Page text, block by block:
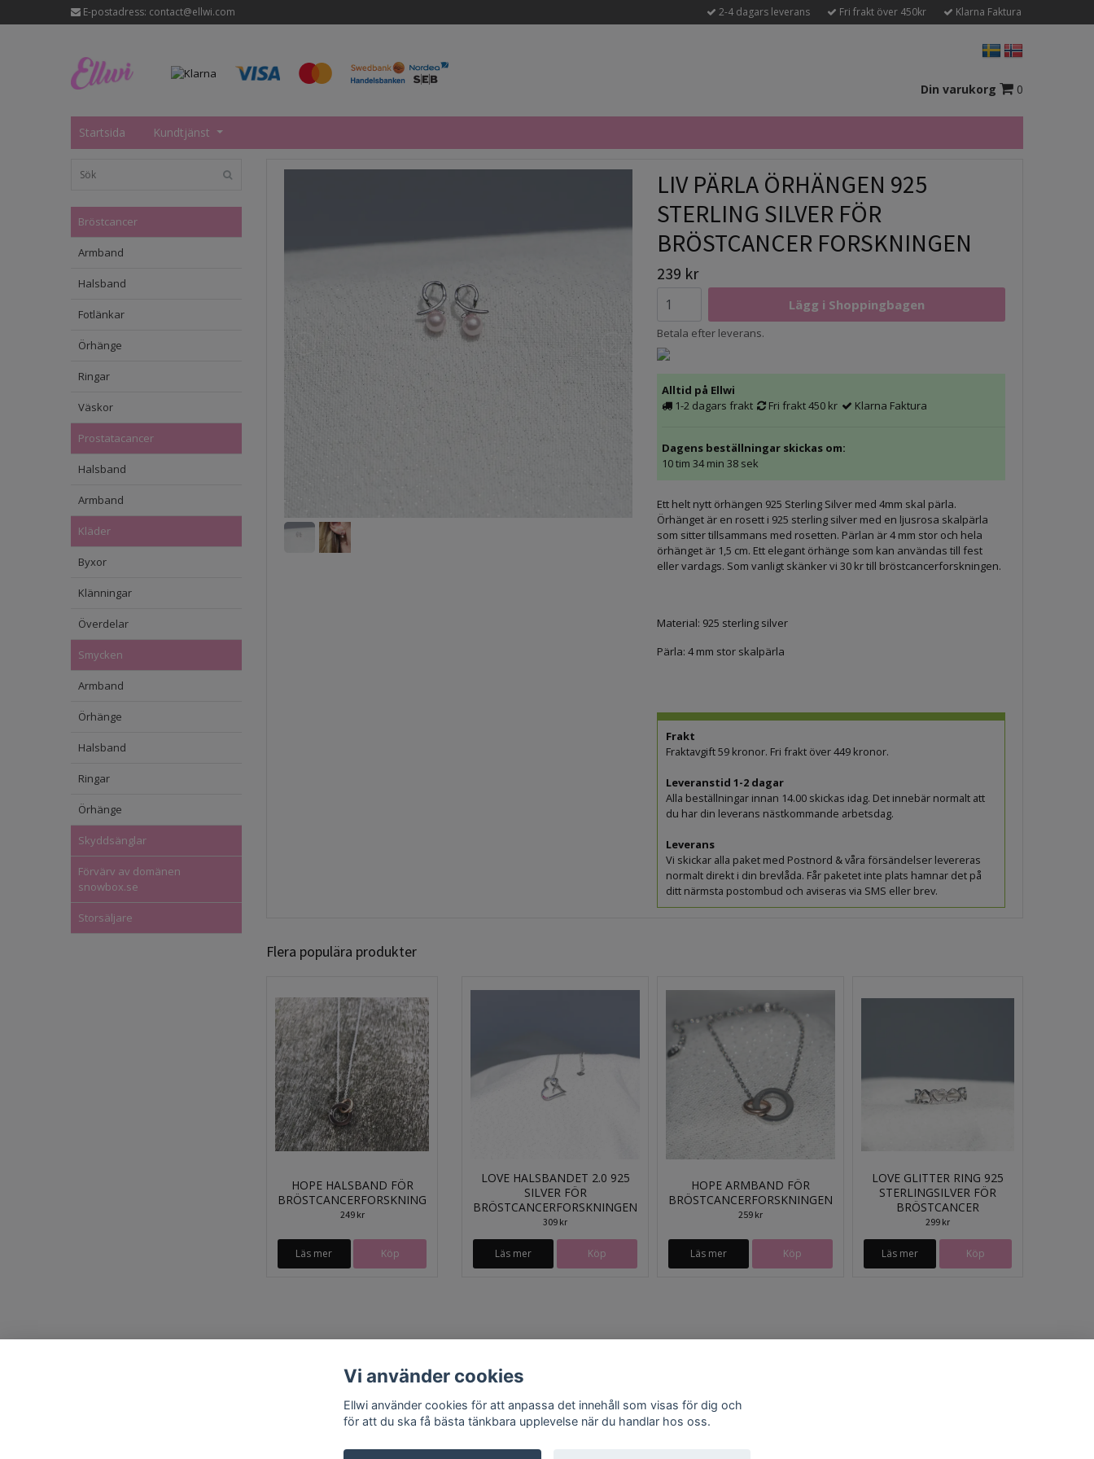
E-postadress: contact@ellwi.com 2-4 dagars leverans Fri frakt över 450kr Klarna Faktura
Din varukorg 0
Startsida Kundtjänst
Bröstcancer
Armband
Halsband
Fotlänkar
Örhänge
Ringar
Väskor
Prostatacancer
Halsband
Armband
Kläder
Byxor
Klänningar
Överdelar
Smycken
Armband
Örhänge
Halsband
Ringar
Örhänge
Skyddsänglar
Förvärv av domänen
snowbox.se
Storsäljare
LIV PÄRLA ÖRHÄNGEN 925
STERLING SILVER FÖR
BRÖSTCANCER FORSKNINGEN
239 kr
Betala efter leverans.
Alltid på Ellwi
1-2 dagars frakt
Fri frakt 450 kr Klarna Faktura
Dagens beställningar skickas om:
10 tim 34 min 38 sek
Ett helt nytt örhängen 925 Sterling Silver med 4mm skal pärla.
Örhänget är en rosett i 925 sterling silver med en ljusrosa skalpärla
som sitter tillsammans med rosetten. Pärlan är 4 mm stor och hela
örhänget är 1,5 cm. Ett elegant örhänge som kan användas till fest
eller vardags. Som vanligt skänker vi 30 kr till bröstcancerforskningen.
Material: 925 sterling silver
Pärla: 4 mm stor skalpärla
Frakt
Fraktavgift 59 kronor. Fri frakt över 449 kronor.
Leveranstid 1-2 dagar
Alla beställningar innan 14.00 skickas idag. Det innebär normalt att
du har din leverans nästkommande arbetsdag.
Leverans
Vi skickar alla paket med Postnord & våra försändelser levereras
normalt direkt i din brevlåda. Får paketet inte plats hamnar det på
ditt närmsta postombud och aviseras via SMS eller brev.
Flera populära produkter
HOPE HALSBAND FÖR
BRÖSTCANCERFORSKNING
249 kr
Läs mer
LOVE HALSBANDET 2.0 925
SILVER FÖR
BRÖSTCANCERFORSKNINGEN
309 kr
Läs mer
HOPE ARMBAND FÖR
BRÖSTCANCERFORSKNINGEN
259 kr
Läs mer
LOVE GLITTER RING 925
STERLINGSILVER FÖR
BRÖSTCANCER
299 kr
Läs mer
Bröstcancer Prostatacancer
Vi använder cookies
Ellwi använder cookies för att anpassa det innehåll som visas för dig och
för att du ska få bästa tänkbara upplevelse när du handlar hos oss.